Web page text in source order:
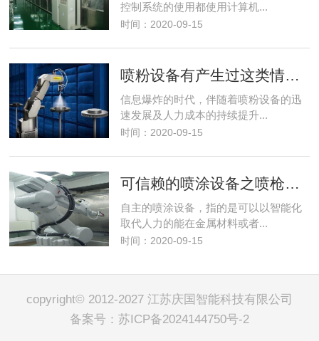
控制系统的使用都使用计算机...
时间：2020-09-15
喷粉设备有产生过这类情况吗?
信息爆炸的时代，伴随着喷粉设备的迅
速发展及人力成本的持续提升...
时间：2020-09-15
可信赖的喷涂设备之喷枪应当如何安全使用
自主的喷涂设备，指的是可以以智能化
取代人力的能在金属材料或者...
时间：2020-09-15
copyright© 2012-2027 江苏庆国智能科技有限公司
备案号： 苏ICP备2024144750号-2